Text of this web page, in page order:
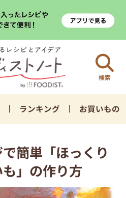
検索
ランキング お買いもの
簡単「ほっくり
」の作り方